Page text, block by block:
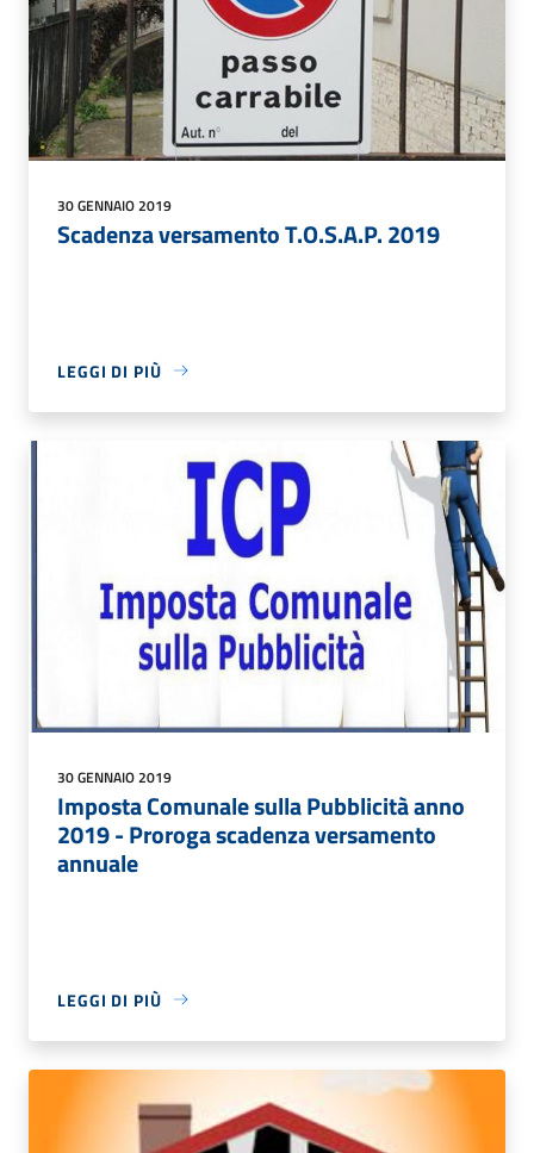
30 GENNAIO 2019
Scadenza versamento T.O.S.A.P. 2019
LEGGI DI PIÙ
30 GENNAIO 2019
Imposta Comunale sulla Pubblicità anno
2019 - Proroga scadenza versamento
annuale
LEGGI DI PIÙ